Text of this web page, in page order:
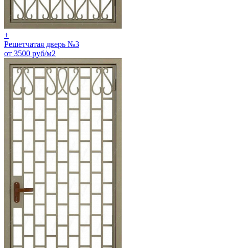
+
Решетчатая дверь №3
от 3500 руб/м2